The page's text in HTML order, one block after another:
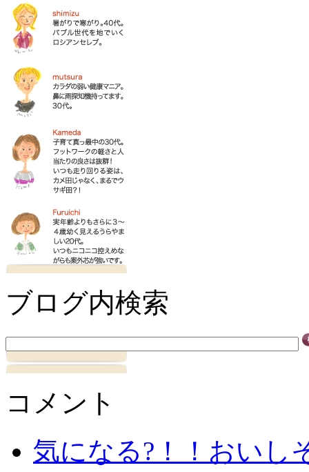
ブログ内検索
コメント
気になる?！！おいし